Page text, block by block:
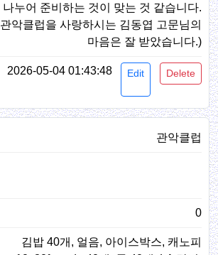
나누어 준비하는 것이 맞는 것 같습니다.
관악클럽을 사랑하시는 김동엽 고문님의
마음은 잘 받았습니다.)
2026-05-04 01:43:48 Edit Delete
관악클럽
0
김밥 40개, 얼음, 아이스박스, 캐노피